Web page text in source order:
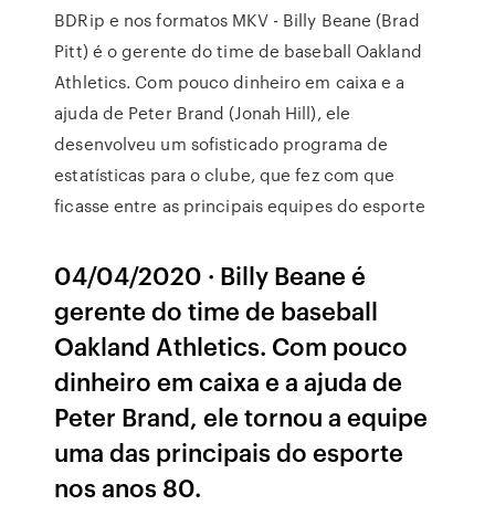
BDRip e nos formatos MKV - Billy Beane (Brad
Pitt) é o gerente do time de baseball Oakland
Athletics. Com pouco dinheiro em caixa e a
ajuda de Peter Brand (Jonah Hill), ele
desenvolveu um sofisticado programa de
estatísticas para o clube, que fez com que
ficasse entre as principais equipes do esporte
04/04/2020 · Billy Beane é
gerente do time de baseball
Oakland Athletics. Com pouco
dinheiro em caixa e a ajuda de
Peter Brand, ele tornou a equipe
uma das principais do esporte
nos anos 80.